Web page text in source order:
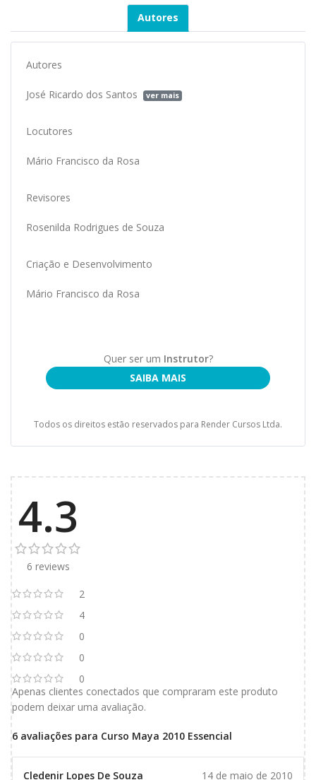
Autores
Autores
José Ricardo dos Santos ver mais
Locutores
Mário Francisco da Rosa
Revisores
Rosenilda Rodrigues de Souza
Criação e Desenvolvimento
Mário Francisco da Rosa
Quer ser um Instrutor?
SAIBA MAIS
Todos os direitos estão reservados para Render Cursos Ltda.
4.3
6 reviews
2
4
0
0
0
6 avaliações para Curso Maya 2010 Essencial
Cledenir Lopes De Souza 14 de maio de 2010
Apenas clientes conectados que compraram este produto
podem deixar uma avaliação.